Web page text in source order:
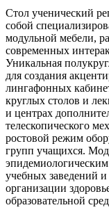
Стол ученический
собой
модульной мебели,
современных
Уникальная
для создания
лингафонных
круглых столов и
и центрах
телескопического
ростовой режим
групп учащихся.
учебных заведений
организации
образовательной